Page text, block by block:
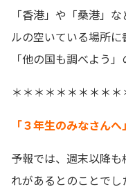
「香港」や「桑港」
ルの空いている場所に
「他の国も調べよう
＊＊＊＊＊＊＊＊＊
「３年生のみなさんへ」
予報では、週末以降
れがあるとのことでし